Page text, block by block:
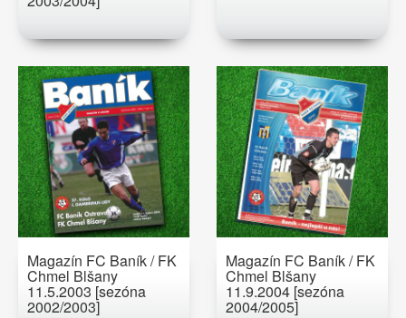
Magazín FC Baník / FK
Chmel Blšany
11.5.2003 [sezóna
2002/2003]
Magazín FC Baník / FK
Chmel Blšany
11.9.2004 [sezóna
2004/2005]